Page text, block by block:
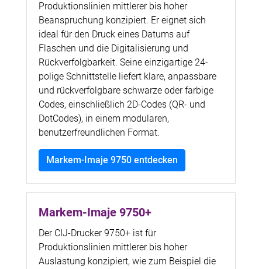
Produktionslinien mittlerer bis hoher
Beanspruchung konzipiert. Er eignet sich
ideal für den Druck eines Datums auf
Flaschen und die Digitalisierung und
Rückverfolgbarkeit. Seine einzigartige 24-
polige Schnittstelle liefert klare, anpassbare
und rückverfolgbare schwarze oder farbige
Codes, einschließlich 2D-Codes (QR- und
DotCodes), in einem modularen,
benutzerfreundlichen Format.
Markem-Imaje 9750 entdecken
Markem-Imaje 9750+
Der CIJ-Drucker 9750+ ist für
Produktionslinien mittlerer bis hoher
Auslastung konzipiert, wie zum Beispiel die